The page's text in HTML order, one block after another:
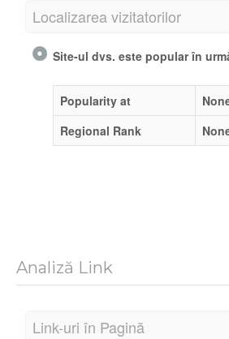
Localizarea vizitatorilor
Site-ul dvs. este popular în
Popularity at
Regional Rank
Analiză Link
Link-uri în Pagină